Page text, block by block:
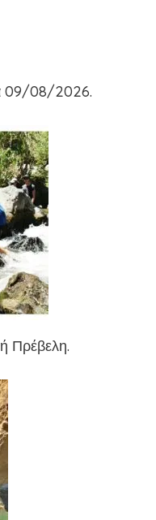
09/08/2026.
Πρέβελη.